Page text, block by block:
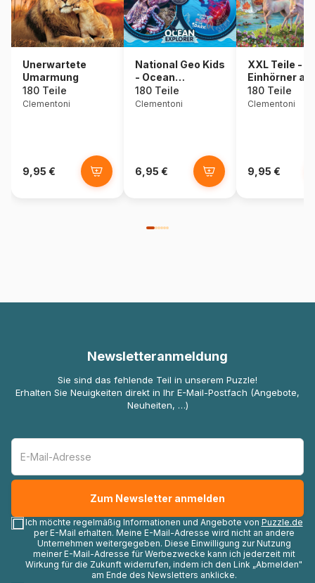
Unerwartete
Umarmung
180 Teile
Clementoni
9,95 €
National Geo Kids
- Ocean
Expedition
180 Teile
Clementoni
6,95 €
XXL Teile -
Einhörner am
Wasserfall
180 Teile
Clementoni
9,95 €
Newsletteranmeldung
Sie sind das fehlende Teil in unserem Puzzle!
Erhalten Sie Neuigkeiten direkt in Ihr E-Mail-Postfach (Angebote,
Neuheiten, …)
Ich möchte regelmäßig Informationen und Angebote von Puzzle.de
per E-Mail erhalten. Meine E-Mail-Adresse wird nicht an andere
Unternehmen weitergegeben. Diese Einwilligung zur Nutzung
meiner E-Mail-Adresse für Werbezwecke kann ich jederzeit mit
Wirkung für die Zukunft widerrufen, indem ich den Link „Abmelden"
am Ende des Newsletters anklicke.